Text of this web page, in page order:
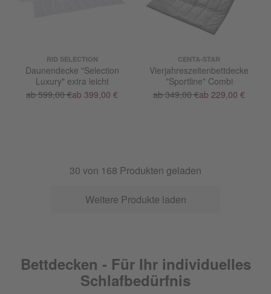
RID SELECTION
Daunendecke "Selection
Luxury" extra leicht
ab 599,00 €ab 399,00 €
CENTA-STAR
Vierjahreszeitenbettdecke
"Sportline" Combi
ab 349,00 €ab 229,00 €
30 von 168 Produkten geladen
Weitere Produkte laden
Bettdecken - Für Ihr individuelles
Schlafbedürfnis